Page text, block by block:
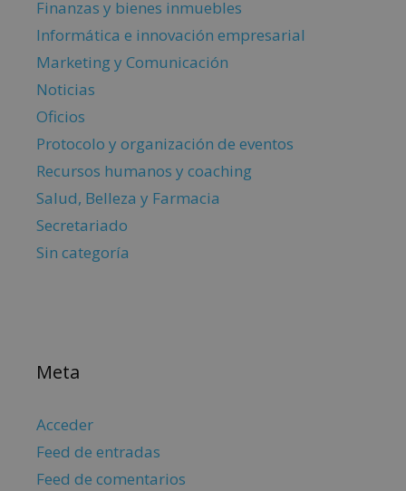
Finanzas y bienes inmuebles
Informática e innovación empresarial
Marketing y Comunicación
Noticias
Oficios
Protocolo y organización de eventos
Recursos humanos y coaching
Salud, Belleza y Farmacia
Secretariado
Sin categoría
Meta
Acceder
Feed de entradas
Feed de comentarios